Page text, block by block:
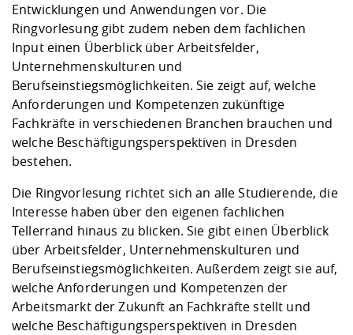
Entwicklungen und Anwendungen vor. Die
Ringvorlesung gibt zudem neben dem fachlichen
Input einen Überblick über Arbeitsfelder,
Unternehmenskulturen und
Berufseinstiegsmöglichkeiten. Sie zeigt auf, welche
Anforderungen und Kompetenzen zukünftige
Fachkräfte in verschiedenen Branchen brauchen und
welche Beschäftigungsperspektiven in Dresden
bestehen.
Die Ringvorlesung richtet sich an alle Studierende, die
Interesse haben über den eigenen fachlichen
Tellerrand hinaus zu blicken. Sie gibt einen Überblick
über Arbeitsfelder, Unternehmenskulturen und
Berufseinstiegsmöglichkeiten. Außerdem zeigt sie auf,
welche Anforderungen und Kompetenzen der
Arbeitsmarkt der Zukunft an Fachkräfte stellt und
welche Beschäftigungsperspektiven in Dresden